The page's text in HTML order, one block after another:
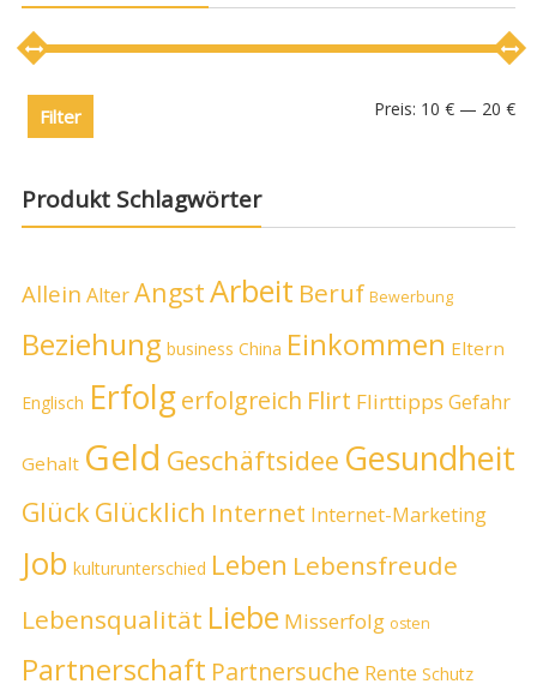
Filter Preis: 10 € — 20 €
Produkt Schlagwörter
Allein AlterAngstArbeit Beruf Bewerbung
Beziehung business China Einkommen Eltern
Englisch Erfolgerfolgreich Flirt Flirttipps Gefahr
Gehalt Geld Geschäftsidee Gesundheit
Glück Glücklich Internet Internet-Marketing
Job kulturunterschied Leben Lebensfreude
Lebensqualität Liebe Misserfolg osten
Partnerschaft Partnersuche Rente Schutz